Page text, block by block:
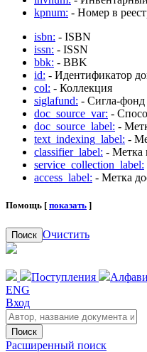
kpnum: - Номер в
isbn: - ISBN
issn: - ISSN
bbk: - BBK
id: - Идентификатор
col: - Коллекция
siglafund: - Сигла-фонд
doc_source_var: -
doc_source_label: -
text_indexing_label: -
classifier_label: - Метка
service_collection_label:
access_label: - Метка
Помощь [ показать ]
Поиск Очистить
Поступления
ENG
Вход
Поиск
Расширенный поиск